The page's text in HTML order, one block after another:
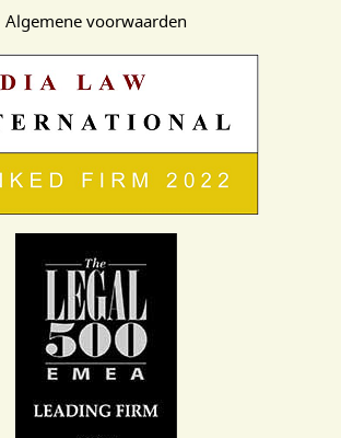
Algemene voorwaarden